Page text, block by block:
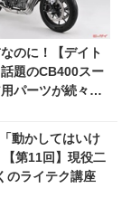
のに！【デイト
題のCB400スー
パーツが続々登
動かしてはいけ
第11回】現役二
のライテク講座